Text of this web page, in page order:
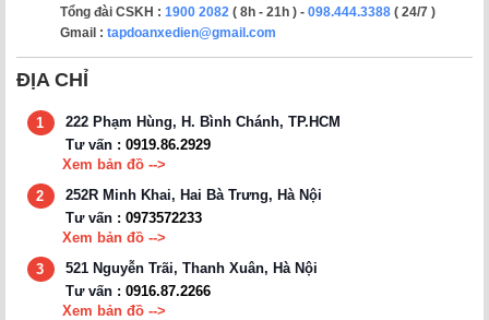
Tổng đài CSKH : 1900 2082 ( 8h - 21h ) - 098.444.3388 ( 24/7 )
Gmail : tapdoanxedien@gmail.com
ĐỊA CHỈ
1
222 Phạm Hùng, H. Bình Chánh, TP.HCM
Tư vấn : 0919.86.2929
Xem bản đồ -->
2
252R Minh Khai, Hai Bà Trưng, Hà Nội
Tư vấn : 0973572233
Xem bản đồ -->
3
521 Nguyễn Trãi, Thanh Xuân, Hà Nội
Tư vấn : 0916.87.2266
Xem bản đồ -->